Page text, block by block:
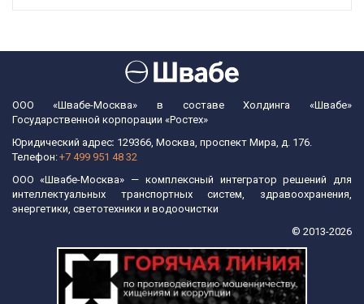
ООО «Швабе-Москва» в составе Холдинга «Швабе»
Государственной корпорации «Ростех»
Юридический адрес: 129366, Москва, проспект Мира, д. 176.
Телефон: +7 499 951 48 32
ООО «Швабе-Москва» — комплексный интегратор решений для
интеллектуальных транспортных систем, здравоохранения,
энергетики, светотехники и водоочистки
© 2013-2026